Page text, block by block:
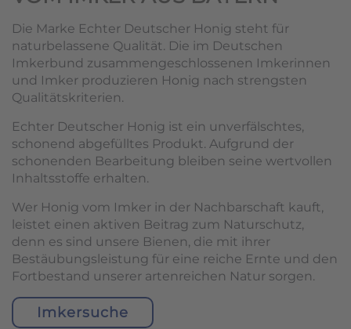
Die Marke Echter Deutscher Honig steht für
naturbelassene Qualität. Die im Deutschen
Imkerbund zusammengeschlossenen Imkerinnen
und Imker produzieren Honig nach strengsten
Qualitätskriterien.
Echter Deutscher Honig ist ein unverfälschtes,
schonend abgefülltes Produkt. Aufgrund der
schonenden Bearbeitung bleiben seine wertvollen
Inhaltsstoffe erhalten.
Wer Honig vom Imker in der Nachbarschaft kauft,
leistet einen aktiven Beitrag zum Naturschutz,
denn es sind unsere Bienen, die mit ihrer
Bestäubungsleistung für eine reiche Ernte und den
Fortbestand unserer artenreichen Natur sorgen.
Imkersuche